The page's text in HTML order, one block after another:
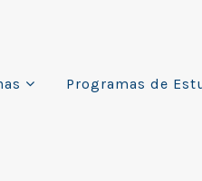
Programas de